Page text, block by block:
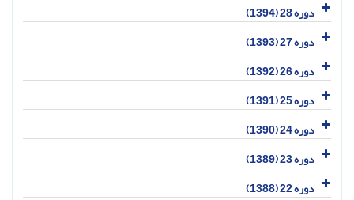
دوره 28 (1394)
دوره 27 (1393)
دوره 26 (1392)
دوره 25 (1391)
دوره 24 (1390)
دوره 23 (1389)
دوره 22 (1388)